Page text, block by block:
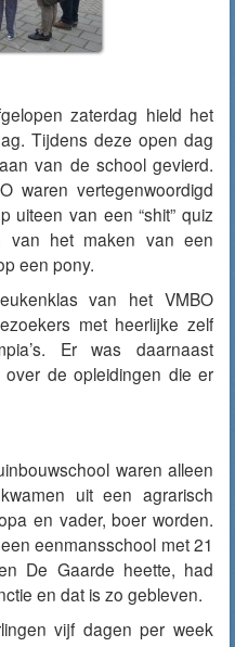
zaterdag hield het
Tijdens deze open dag
van de school gevierd.
waren vertegenwoordigd
uiteen van een “shit” quiz
van het maken van een
een pony.
van het VMBO
met heerlijke zelf
Er was daarnaast
de opleidingen die er
waren alleen
uit een agrarisch
en vader, boer worden.
eenmansschool met 21
De Gaarde heette, had
en dat is zo gebleven.
vijf dagen per week